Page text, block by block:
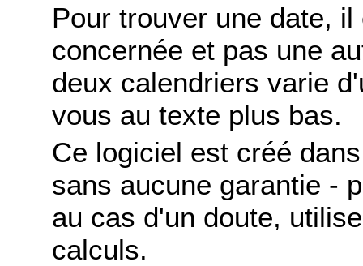
Pour trouver une date,
concernée et pas une
deux calendriers varie
vous au texte plus bas.
Ce logiciel est créé
sans aucune garantie -
au cas d'un doute,
calculs.